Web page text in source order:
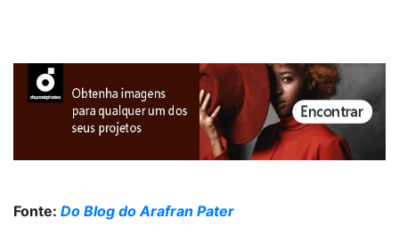
Fonte: Do Blog do Arafran Pater